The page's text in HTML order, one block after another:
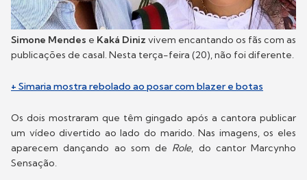
Simone Mendes e Kaká Diniz vivem encantando os fãs com as
publicações de casal. Nesta terça-feira (20), não foi diferente.
+ Simaria mostra rebolado ao posar com blazer e botas
Os dois mostraram que têm gingado após a cantora publicar
um vídeo divertido ao lado do marido. Nas imagens, os eles
aparecem dançando ao som de Role, do cantor Marcynho
Sensação.